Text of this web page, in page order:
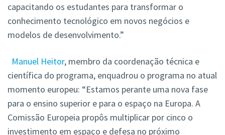
capacitando os estudantes para transformar o
conhecimento tecnológico em novos negócios e
modelos de desenvolvimento.”
Manuel Heitor, membro da coordenação técnica e
científica do programa, enquadrou o programa no atual
momento europeu: “Estamos perante uma nova fase
para o ensino superior e para o espaço na Europa. A
Comissão Europeia propôs multiplicar por cinco o
investimento em espaço e defesa no próximo